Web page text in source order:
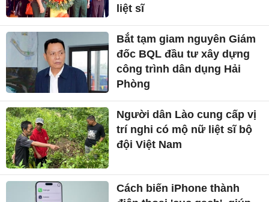
liệt sĩ
Bắt tạm giam nguyên Giám
đốc BQL đầu tư xây dựng
công trình dân dụng Hải
Phòng
Người dân Lào cung cấp vị
trí nghi có mộ nữ liệt sĩ bộ
đội Việt Nam
Cách biến iPhone thành